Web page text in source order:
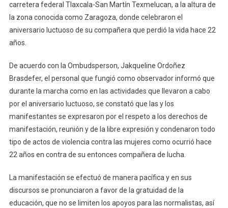
carretera federal Tlaxcala-San Martín Texmelucan, a la altura de
la zona conocida como Zaragoza, donde celebraron el
aniversario luctuoso de su compañera que perdió la vida hace 22
años.
De acuerdo con la Ombudsperson, Jakqueline Ordoñez
Brasdefer, el personal que fungió como observador informó que
durante la marcha como en las actividades que llevaron a cabo
por el aniversario luctuoso, se constató que las y los
manifestantes se expresaron por el respeto a los derechos de
manifestación, reunión y de la libre expresión y condenaron todo
tipo de actos de violencia contra las mujeres como ocurrió hace
22 años en contra de su entonces compañera de lucha.
La manifestación se efectuó de manera pacífica y en sus
discursos se pronunciaron a favor de la gratuidad de la
educación, que no se limiten los apoyos para las normalistas, así